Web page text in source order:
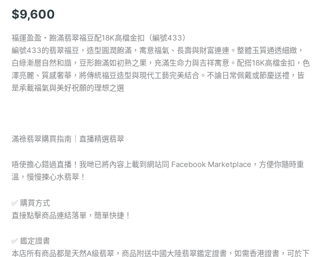
$9,600
福運盈盈・飽滿翡翠福豆配18K高檔金扣（編號433）
編號433的翡翠福豆，造型圓潤飽滿，寓意福氣、長壽與財富連連。整體玉質通透細緻，
白綠漸層自然和諧，豆形飽滿如初熟之果，充滿生命力與吉祥寓意。配搭18K高檔金扣，色
澤亮麗、質感奢華，將傳統福豆造型與現代工藝完美結合。不論日常佩戴或節慶送禮，皆
是承載福氣與美好祝願的理想之選
滿祿翡翠購買指南｜直播精選翡翠
唔使擔心錯過直播！我哋已將內容上載到網站同 Facebook Marketplace，方便你隨時重
溫，慢慢揀心水翡翠！
✅ 購買方式
直接點擊商品連結落單，簡單快捷！
✅ 鑑定證書
本店所有商品都是天然A級翡翠，商品附送中國大陸翡翠鑑定證書，如需香港證書，可於下
盈
盈・
飽
滿
翡
翠
福
配
扣
吊
墜
編
#
433